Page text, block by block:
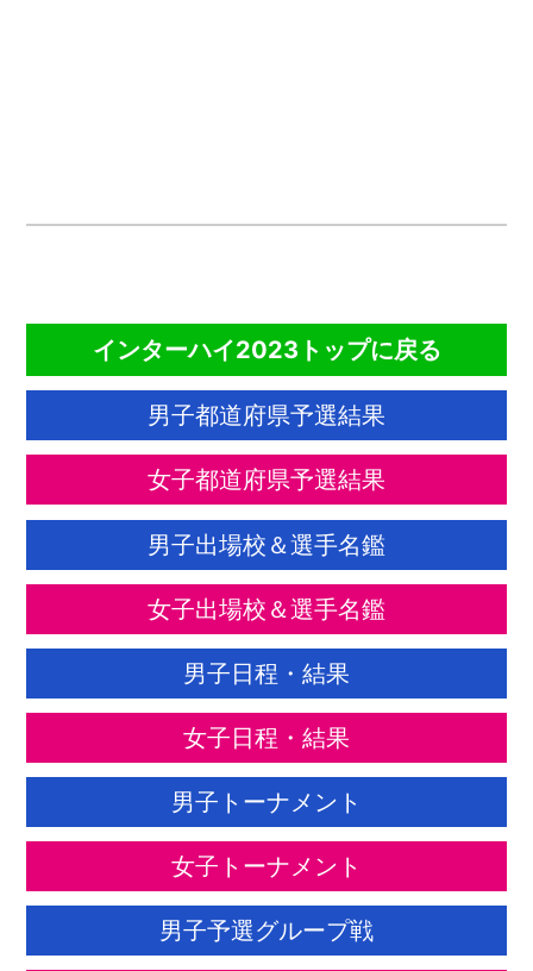
インターハイ2023トップに戻る
男子都道府県予選結果
女子都道府県予選結果
男子出場校＆選手名鑑
女子出場校＆選手名鑑
男子日程・結果
女子日程・結果
男子トーナメント
女子トーナメント
男子予選グループ戦